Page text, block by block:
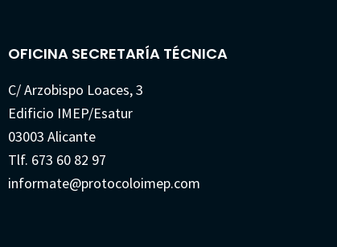
OFICINA SECRETARÍA TÉCNICA
C/ Arzobispo Loaces, 3
Edificio IMEP/Esatur
03003 Alicante
Tlf. 673 60 82 97
informate@protocoloimep.com